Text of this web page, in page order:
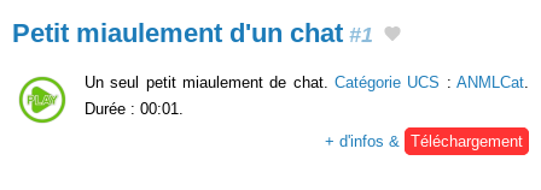
Petit miaulement d'un chat #1
Un seul petit miaulement de chat. Catégorie UCS :ANMLCat
Durée : 00:01.
+ d'infos &
Téléchargement